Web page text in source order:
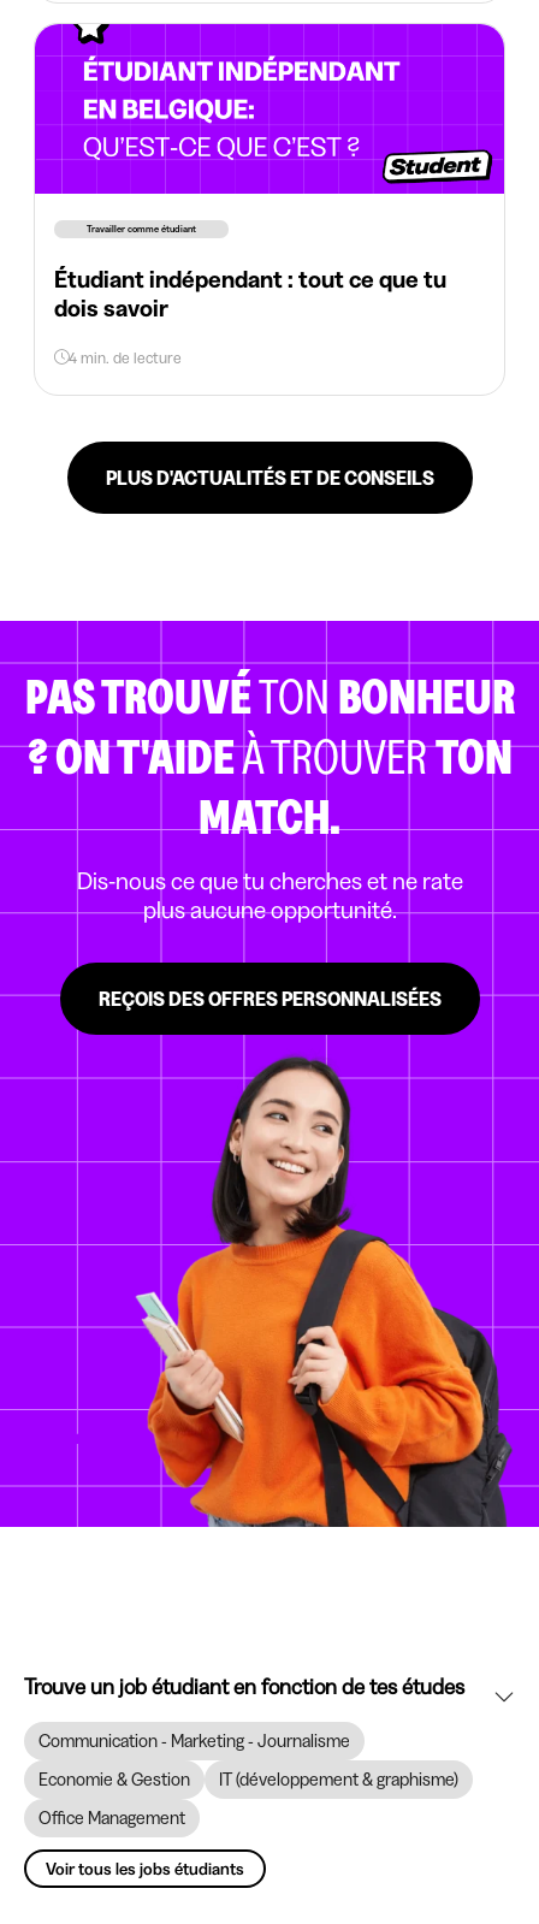
Travailler comme étudiant
Étudiant indépendant : tout ce que tu
dois savoir
4 min. de lecture
PLUS D'ACTUALITÉS ET DE CONSEILS
PAS TROUVÉTON BONHEUR
?ON T'AIDEÀ TROUVERTON
MATCH.
Dis-nous ce que tu cherches et ne rate
plus aucune opportunité.
REÇOIS DES OFFRES PERSONNALISÉES
Trouve un job étudiant en fonction de tes études
Communication - Marketing - Journalisme
Economie & Gestion
IT (développement & graphisme)
Office Management
Voir tous les jobs étudiants